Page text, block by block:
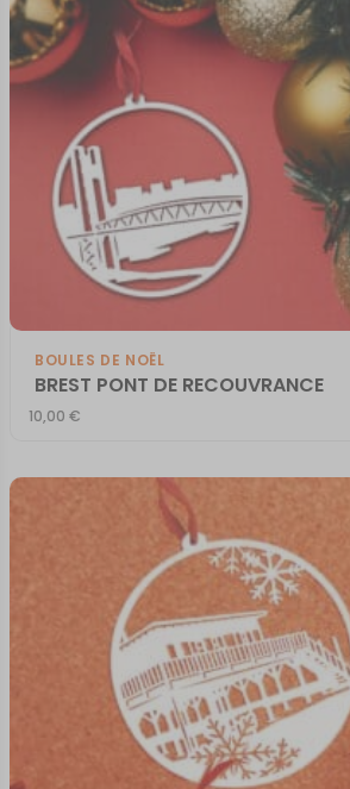
BOULES DE NOËL
BREST PONT DE RECOUVRANCE
10,00 €